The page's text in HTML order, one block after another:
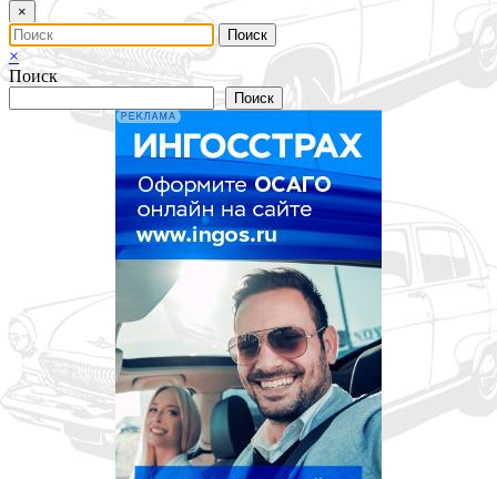
×
×
Поиск
Поиск